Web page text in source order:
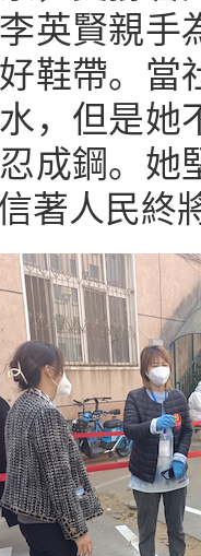
英賢親手
鞋帶。當
，但是她
成鋼。她
著人民終